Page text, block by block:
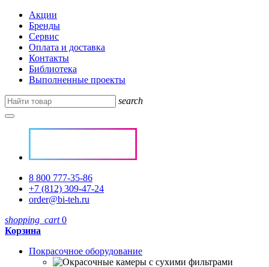
Акции
Бренды
Сервис
Оплата и доставка
Контакты
Библиотека
Выполненные проекты
search
8 800 777-35-86
+7 (812) 309-47-24
order@bi-teh.ru
shopping_cart 0
Корзина
Покрасочное оборудование